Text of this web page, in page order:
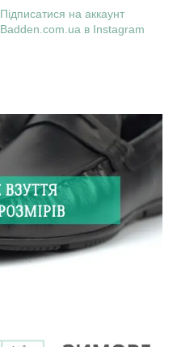
Підписатися на аккаунт
Badden.com.ua в Instagram